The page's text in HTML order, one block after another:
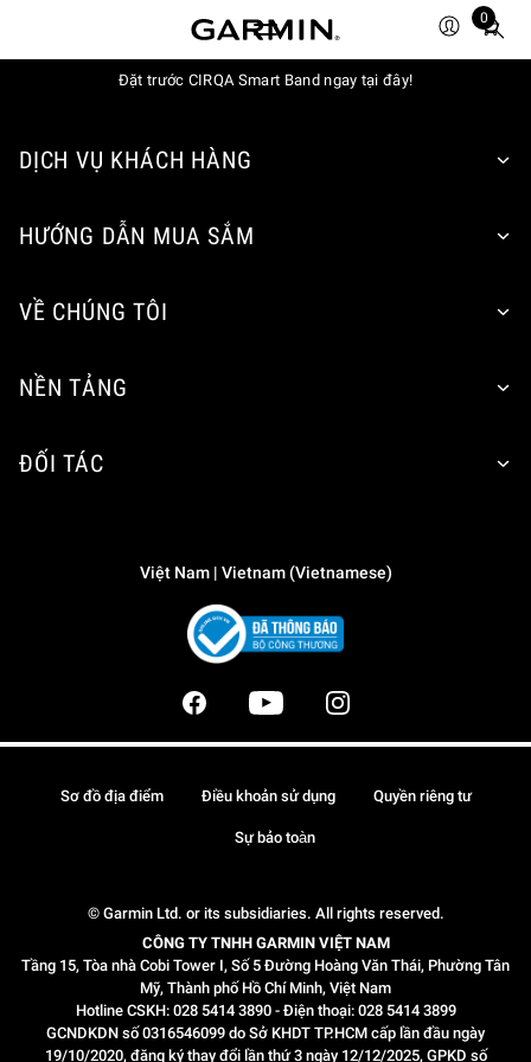
0
Total
items
Đặt trước CIRQA Smart Band ngay tại đây!
DỊCH VỤ KHÁCH HÀNG
HƯỚNG DẪN MUA SẮM
VỀ CHÚNG TÔI
NỀN TẢNG
ĐỐI TÁC
Việt Nam | Vietnam (Vietnamese)
© Garmin Ltd. or its subsidiaries. All rights reserved.
CÔNG TY TNHH GARMIN VIỆT NAM
Tầng 15, Tòa nhà Cobi Tower I, Số 5 Đường Hoàng Văn Thái, Phường Tân
Mỹ, Thành phố Hồ Chí Minh, Việt Nam
Hotline CSKH: 028 5414 3890 - Điện thoại: 028 5414 3899
GCNDKDN số 0316546099 do Sở KHDT TP.HCM cấp lần đầu ngày
19/10/2020, đăng ký thay đổi lần thứ 3 ngày 12/12/2025, GPKD số
Sơ đồ địa điểm Điều khoản sử dụng Quyền riêng tư
Sự bảo toàn